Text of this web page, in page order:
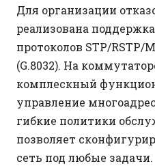
Для организации
реализована
протоколов STP/RSTP/
(G.8032). На
комплескный
управление
гибкие политики
позволяет
сеть под любые задачи.